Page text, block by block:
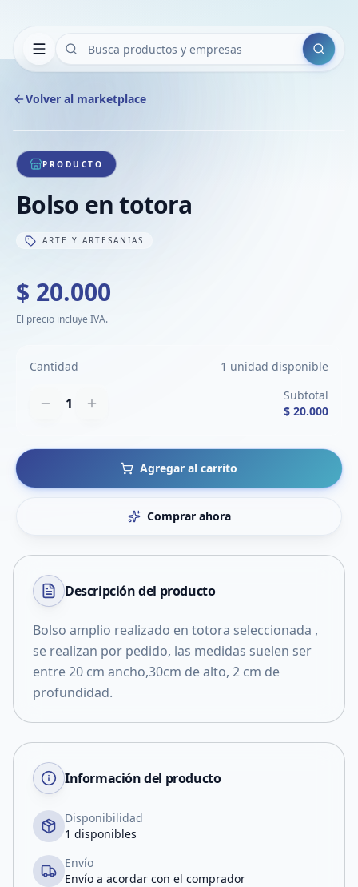
Buscar
Volver al marketplace
1/1
PRODUCTO
Bolso en totora
ARTE Y ARTESANIAS
$ 20.000
El precio incluye IVA.
Cantidad 1 unidad disponible
1
Subtotal
$ 20.000
Agregar al carrito
Comprar ahora
Descripción del producto
Bolso amplio realizado en totora seleccionada ,
se realizan por pedido, las medidas suelen ser
entre 20 cm ancho,30cm de alto, 2 cm de
profundidad.
Información del producto
Disponibilidad
1 disponibles
Envío
Envío a acordar con el comprador